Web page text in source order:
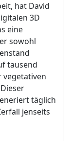
hat David
3D
eine
sowohl
tausend
vegetativen
täglich
jenseits